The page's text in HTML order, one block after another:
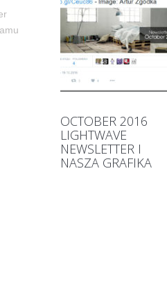
OCTOBER 2016
LIGHTWAVE
NEWSLETTER I
NASZA GRAFIKA